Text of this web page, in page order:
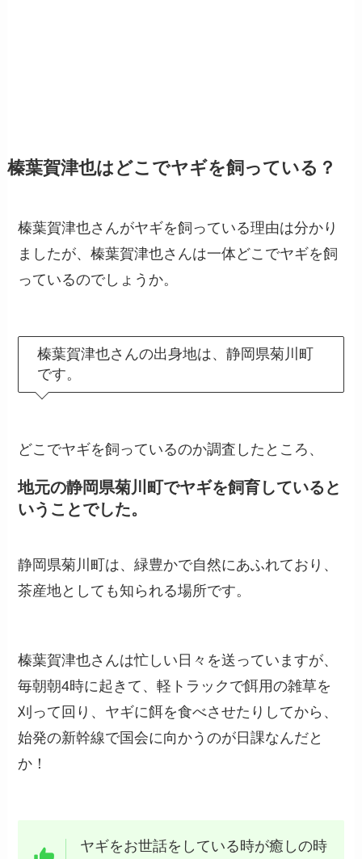
榛葉賀津也はどこでヤギを飼っている？
榛葉賀津也さんがヤギを飼っている理由は分かり
ましたが、榛葉賀津也さんは一体どこでヤギを飼
っているのでしょうか。
榛葉賀津也さんの出身地は、静岡県菊川町
です。
どこでヤギを飼っているのか調査したところ、
地元の静岡県菊川町でヤギを飼育していると
いうことでした。
静岡県菊川町は、緑豊かで自然にあふれており、
茶産地としても知られる場所です。
榛葉賀津也さんは忙しい日々を送っていますが、
毎朝朝4時に起きて、軽トラックで餌用の雑草を
刈って回り、ヤギに餌を食べさせたりしてから、
始発の新幹線で国会に向かうのが日課なんだと
か！
ヤギをお世話をしている時が癒しの時